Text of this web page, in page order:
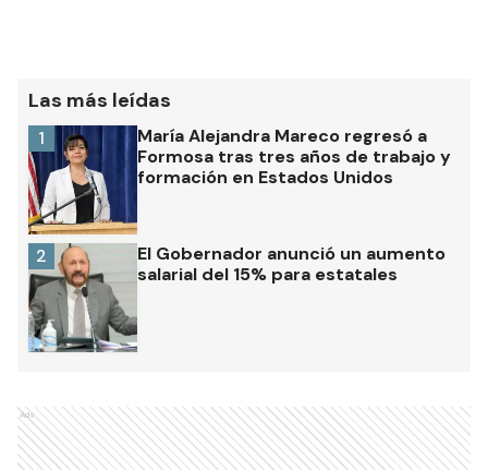
Las más leídas
María Alejandra Mareco regresó a
Formosa tras tres años de trabajo y
formación en Estados Unidos
1
El Gobernador anunció un aumento
salarial del 15% para estatales
2
Ads